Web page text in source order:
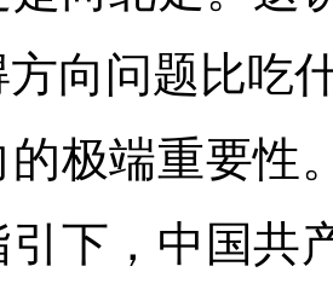
向问题比吃
的极端重要性
引下，中国共